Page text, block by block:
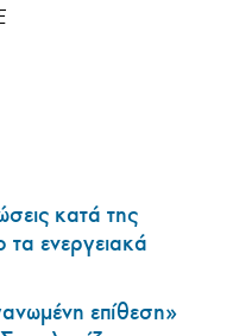
κατά της
ενεργειακά
επίθεση»